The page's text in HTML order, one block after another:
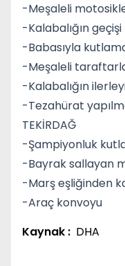
-Meşaleli
-Kalabalığın geçişi
-Babasıyla
-Meşaleli
-Kalabalığın
-Tezahürat
TEKİRDAĞ
-Şampiyonluk
-Bayrak sallayan
-Marş eşliğinden
-Araç konvoyu
Kaynak : DHA